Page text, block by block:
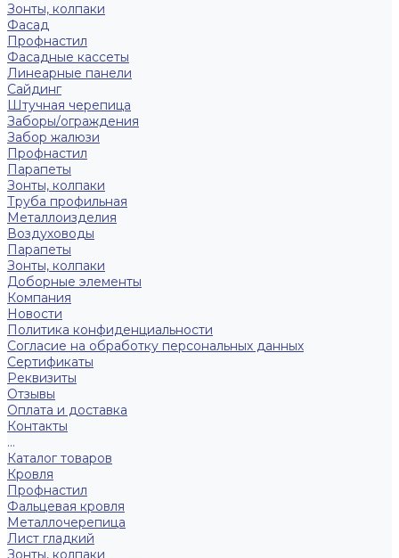
Зонты, колпаки
Фасад
Профнастил
Фасадные кассеты
Линеарные панели
Сайдинг
Штучная черепица
Заборы/ограждения
Забор жалюзи
Профнастил
Парапеты
Зонты, колпаки
Труба профильная
Металлоизделия
Воздуховоды
Парапеты
Зонты, колпаки
Доборные элементы
Компания
Новости
Политика конфиденциальности
Согласие на обработку персональных данных
Сертификаты
Реквизиты
Отзывы
Оплата и доставка
Контакты
...
Каталог товаров
Кровля
Профнастил
Фальцевая кровля
Металлочерепица
Лист гладкий
Зонты, колпаки